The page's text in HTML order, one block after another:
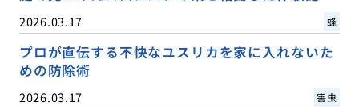
2026.03.17 蜂
プロが直伝する不快なユスリカを家に入れないた
めの防除術
2026.03.17 害虫